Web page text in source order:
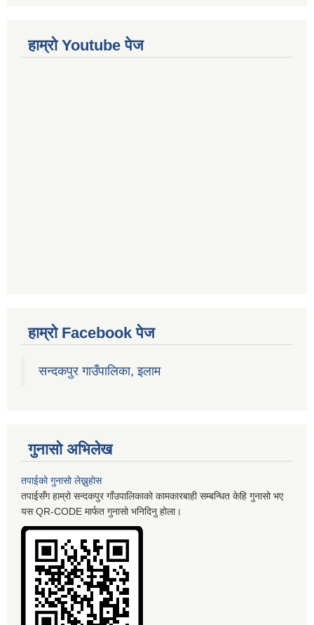
हाम्रो Youtube पेज
हाम्रो Facebook पेज
सन्दकपुर गाउँपालिका, इलाम
गुनासो अभिलेख
तपाईको गुनासो लेख्नुहोस
तपाईसँग हाम्रो सन्दकपुर गाँउपालिकाको कामकारबाही सम्बन्धित केहि गुनासो भए
यस QR-CODE मार्फत गुनासो भनिदिनु होला।